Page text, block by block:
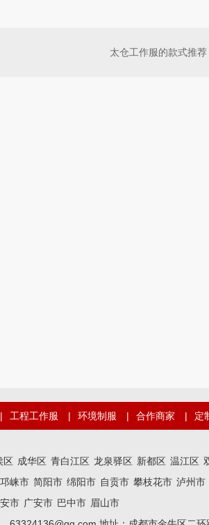
太仓工作服的款式推荐
| 工程工作服 | 环境制服 | 合作商家 | 定
区 成华区 青白江区 龙泉驿区 新都区 温江区
邛崃市 简阳市 绵阳市 自贡市 攀枝花市 泸州市
市 广安市 巴中市 眉山市